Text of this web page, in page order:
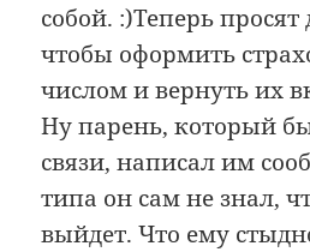
собой. :)Теперь просят
чтобы оформить
числом и вернуть их
Ну парень, который
связи, написал им
типа он сам не знал,
выйдет. Что ему